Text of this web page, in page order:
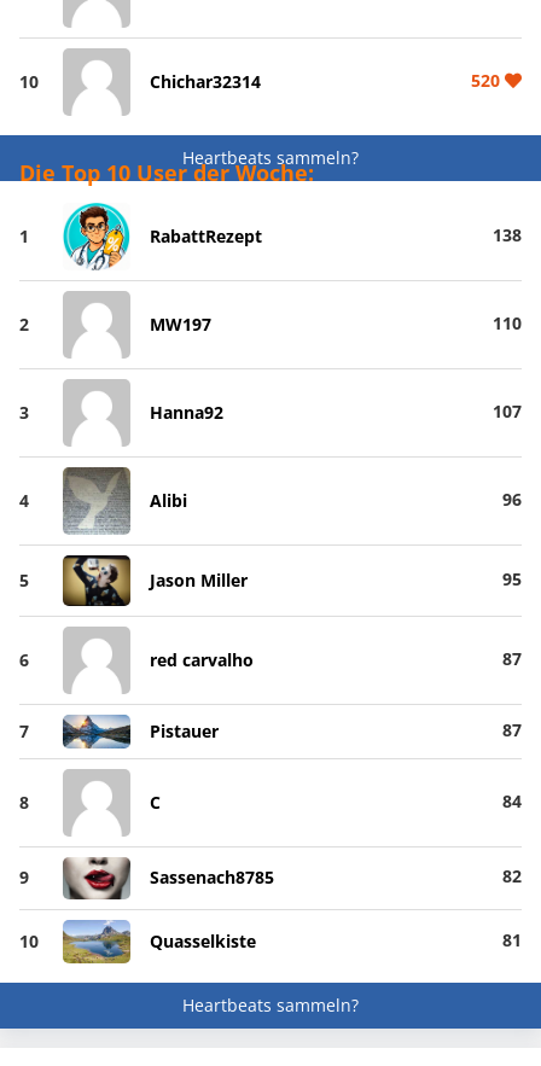
10 Chichar32314 520
Heartbeats sammeln?
Die Top 10 User der Woche:
1 RabattRezept 138
2 MW197 110
3 Hanna92 107
4 Alibi 96
5 Jason Miller 95
6 red carvalho 87
7 Pistauer 87
8 C 84
9 Sassenach8785 82
10 Quasselkiste 81
Heartbeats sammeln?